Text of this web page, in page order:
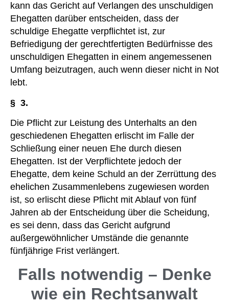
kann das Gericht auf Verlangen des unschuldigen
Ehegatten darüber entscheiden, dass der
schuldige Ehegatte verpflichtet ist, zur
Befriedigung der gerechtfertigten Bedürfnisse des
unschuldigen Ehegatten in einem angemessenen
Umfang beizutragen, auch wenn dieser nicht in Not
lebt.
§ 3.
Die Pflicht zur Leistung des Unterhalts an den
geschiedenen Ehegatten erlischt im Falle der
Schließung einer neuen Ehe durch diesen
Ehegatten. Ist der Verpflichtete jedoch der
Ehegatte, dem keine Schuld an der Zerrüttung des
ehelichen Zusammenlebens zugewiesen worden
ist, so erlischt diese Pflicht mit Ablauf von fünf
Jahren ab der Entscheidung über die Scheidung,
es sei denn, dass das Gericht aufgrund
außergewöhnlicher Umstände die genannte
fünfjährige Frist verlängert.
Falls notwendig – Denke
wie ein Rechtsanwalt